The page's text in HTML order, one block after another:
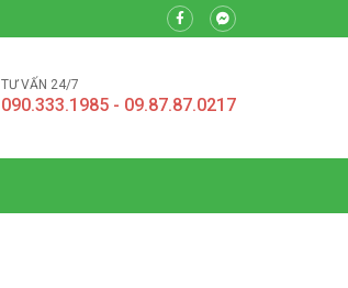
TƯ VẤN 24/7
090.333.1985 - 09.87.87.0217